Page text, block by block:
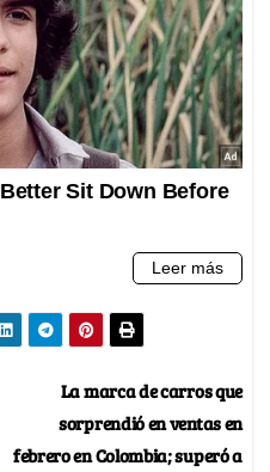
La marca de carros que
sorprendió en ventas en
febrero en Colombia; superó a